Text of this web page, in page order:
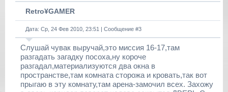
Retro¥GAMER
Дата: Ср, 24 Фев 2010, 23:51 | Сообщение #3
Слушай чувак выручай,это миссия 16-17,там
разгадать загадку посоха,ну короче
разгадал,материализуются два окна в
пространстве,там комната сторожа и кровать,так вот
прыгаю в эту комнату,там арена-замочил всех. Захожу